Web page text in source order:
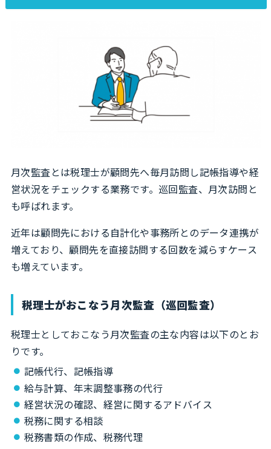
月次監査とは税理士が顧問先へ毎月訪問し記帳指導や経
営状況をチェックする業務です。巡回監査、月次訪問と
も呼ばれます。
近年は顧問先における自計化や事務所とのデータ連携が
増えており、顧問先を直接訪問する回数を減らすケース
も増えています。
税理士がおこなう月次監査（巡回監査）
税理士としておこなう月次監査の主な内容は以下のとお
りです。
記帳代行、記帳指導
給与計算、年末調整事務の代行
経営状況の確認、経営に関するアドバイス
税務に関する相談
税務書類の作成、税務代理